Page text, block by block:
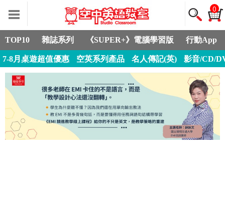
0
TOP10 雜誌系列 《SUPER+》電腦學習版 行動App
7-8月桌遊超值優惠 空英系列產品 名人傳記(英) 影音/CD/